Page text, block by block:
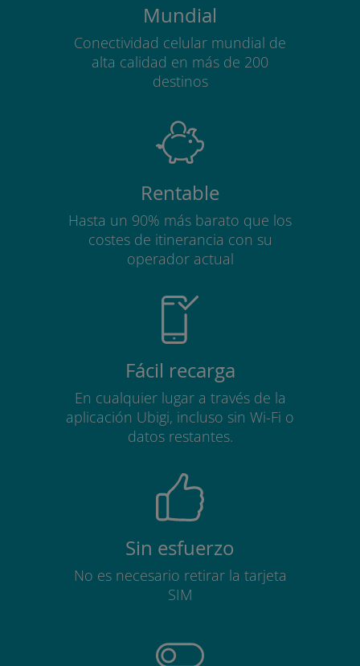
Mundial
Conectividad celular mundial de
alta calidad en más de 200
destinos
Rentable
Hasta un 90% más barato que los
costes de itinerancia con su
operador actual
Fácil recarga
En cualquier lugar a través de la
aplicación Ubigi, incluso sin Wi-Fi o
datos restantes.
Sin esfuerzo
No es necesario retirar la tarjeta
SIM